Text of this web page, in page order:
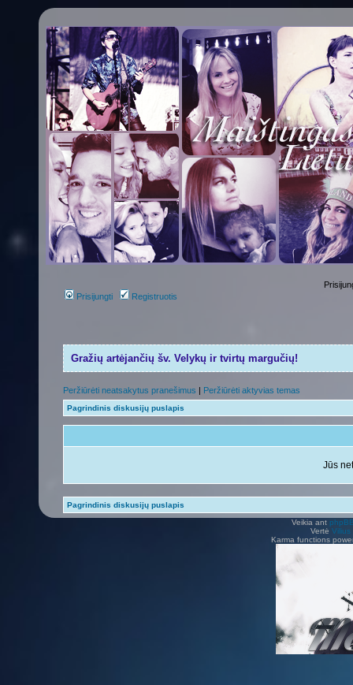
Prisijungti Registruotis
Gražių artėjančių šv. Velykų ir tvirtų margučių!
Peržiūrėti neatsakytus pranešimus | Peržiūrėti aktyvias temas
Pagrindinis diskusijų puslapis
Jūs
Pagrindinis diskusijų puslapis
Veikia ant
Vertė Vilius
Karma functions